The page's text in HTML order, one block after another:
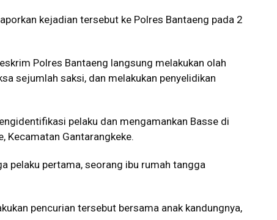
kejadian tersebut ke Polres Bantaeng pada 2
Polres Bantaeng langsung melakukan olah
sejumlah saksi, dan melakukan penyelidikan
pelaku dan mengamankan Basse di
Kecamatan Gantarangkeke.
pelaku pertama, seorang ibu rumah tangga
pencurian tersebut bersama anak kandungnya,